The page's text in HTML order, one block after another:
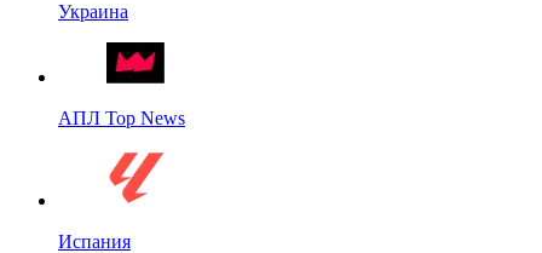
Украина
АПЛ Top News
Испания